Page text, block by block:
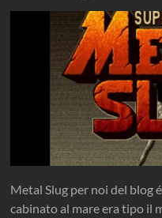
Metal Slug per noi del blog
cabinato al mare era tipo il